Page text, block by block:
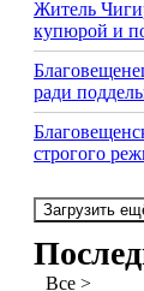
Житель
купюрой и
ради
строгого
Загрузить
Все >